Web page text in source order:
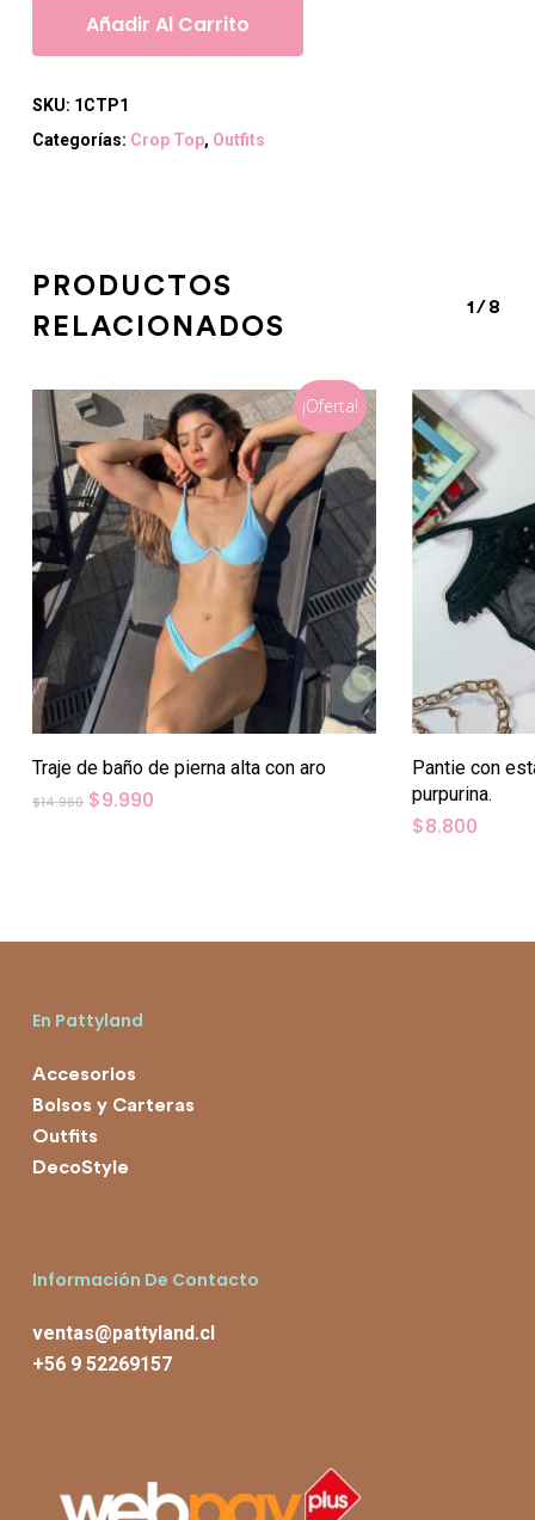
Añadir Al Carrito
SKU: 1CTP1
Categorías: Crop Top, Outfits
PRODUCTOS
RELACIONADOS
1/8
¡Oferta!
Traje de baño de pierna alta con aro
$14.960 El
$9.990El
Pantie con
purpurina.
$8.800
En Pattyland
Accesorios
Bolsos y Carteras
Outfits
DecoStyle
Información De Contacto
ventas@pattyland.cl
+56 9 52269157